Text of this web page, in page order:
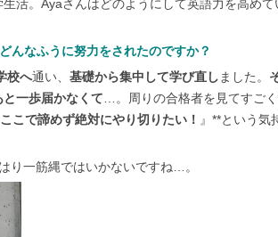
活。Ayaさんはどのようにして英語力を高めて
んなふうに努力をされたのですか？
校へ通い、 基礎から集中して学び直しました。
と一歩届かなくて…。周りの合格者を見てすご
ここで諦めず絶対にやり切りたい！ 』**という気
り一筋縄ではいかないですね…。